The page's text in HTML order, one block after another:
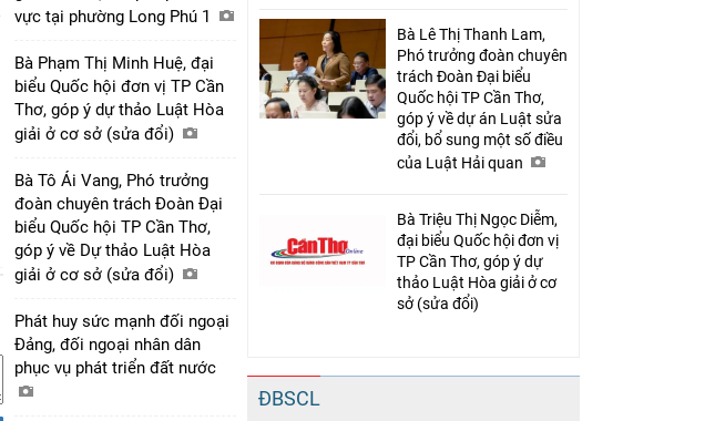
vực tại phường Long Phú 1
Bà Phạm Thị Minh Huệ, đại
biểu Quốc hội đơn vị TP Cần
Thơ, góp ý dự thảo Luật Hòa
giải ở cơ sở (sửa đổi)
Bà Tô Ái Vang, Phó trưởng
đoàn chuyên trách Đoàn Đại
biểu Quốc hội TP Cần Thơ,
góp ý về Dự thảo Luật Hòa
giải ở cơ sở (sửa đổi)
Phát huy sức mạnh đối ngoại
Đảng, đối ngoại nhân dân
phục vụ phát triển đất nước
Bà Lê Thị Thanh Lam,
Phó trưởng đoàn chuyên
trách Đoàn Đại biểu
Quốc hội TP Cần Thơ,
góp ý về dự án Luật sửa
đổi, bổ sung một số điều
của Luật Hải quan
Bà Triệu Thị Ngọc Diễm,
đại biểu Quốc hội đơn vị
TP Cần Thơ, góp ý dự
thảo Luật Hòa giải ở cơ
sở (sửa đổi)
ĐBSCL